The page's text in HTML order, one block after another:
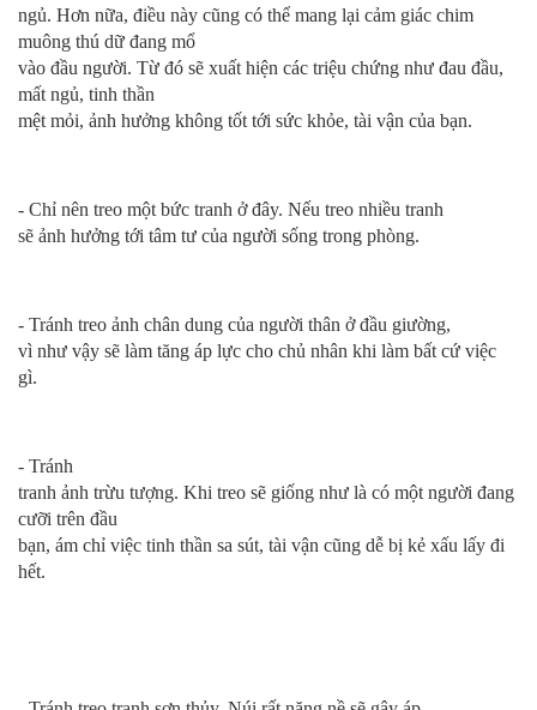
ngủ. Hơn nữa, điều này cũng có thể mang lại cảm giác chim
muông thú dữ đang mổ
vào đầu người. Từ đó sẽ xuất hiện các triệu chứng như đau đầu,
mất ngủ, tinh thần
mệt mỏi, ảnh hưởng không tốt tới sức khỏe, tài vận của bạn.
- Chỉ nên treo một bức tranh ở đây. Nếu treo nhiều tranh
sẽ ảnh hưởng tới tâm tư của người sống trong phòng.
- Tránh treo ảnh chân dung của người thân ở đầu giường,
vì như vậy sẽ làm tăng áp lực cho chủ nhân khi làm bất cứ việc
gì.
- Tránh
tranh ảnh trừu tượng. Khi treo sẽ giống như là có một người đang
cưỡi trên đầu
bạn, ám chỉ việc tinh thần sa sút, tài vận cũng dễ bị kẻ xấu lấy đi
hết.